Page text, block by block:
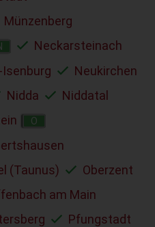
Münzenberg
Neckarsteinach
Isenburg
Neukirchen
Nidda
Niddatal
O
(Taunus)
Oberzent
am Main
Pfungstadt